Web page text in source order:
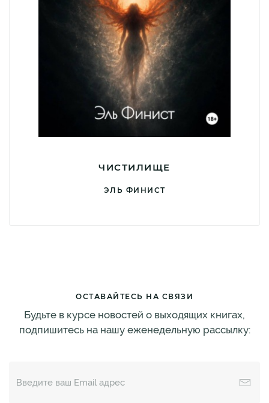
ЧИСТИЛИЩЕ
ЭЛЬ ФИНИСТ
ОСТАВАЙТЕСЬ НА СВЯЗИ
Будьте в курсе новостей о выходящих книгах,
подпишитесь на нашу еженедельную рассылку: